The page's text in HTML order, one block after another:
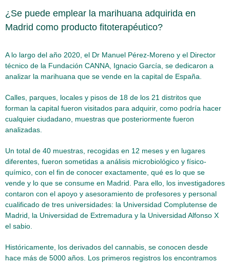
¿Se puede emplear la marihuana adquirida en
Madrid como producto fitoterapéutico?
A lo largo del año 2020, el Dr Manuel Pérez-Moreno y el Director
técnico de la Fundación CANNA, Ignacio García, se dedicaron a
analizar la marihuana que se vende en la capital de España.
Calles, parques, locales y pisos de 18 de los 21 distritos que
forman la capital fueron visitados para adquirir, como podría hacer
cualquier ciudadano, muestras que posteriormente fueron
analizadas.
Un total de 40 muestras, recogidas en 12 meses y en lugares
diferentes, fueron sometidas a análisis microbiológico y físico-
químico, con el fin de conocer exactamente, qué es lo que se
vende y lo que se consume en Madrid. Para ello, los investigadores
contaron con el apoyo y asesoramiento de profesores y personal
cualificado de tres universidades: la Universidad Complutense de
Madrid, la Universidad de Extremadura y la Universidad Alfonso X
el sabio.
Históricamente, los derivados del cannabis, se conocen desde
hace más de 5000 años. Los primeros registros los encontramos